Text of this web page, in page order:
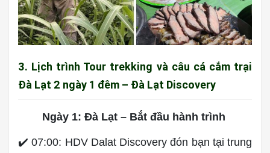
3. Lịch trình Tour trekking và câu cá cắm trại
Đà Lạt 2 ngày 1 đêm – Đà Lạt Discovery
Ngày 1: Đà Lạt – Bắt đầu hành trình
✔️ 07:00: HDV Dalat Discovery đón bạn tại trung